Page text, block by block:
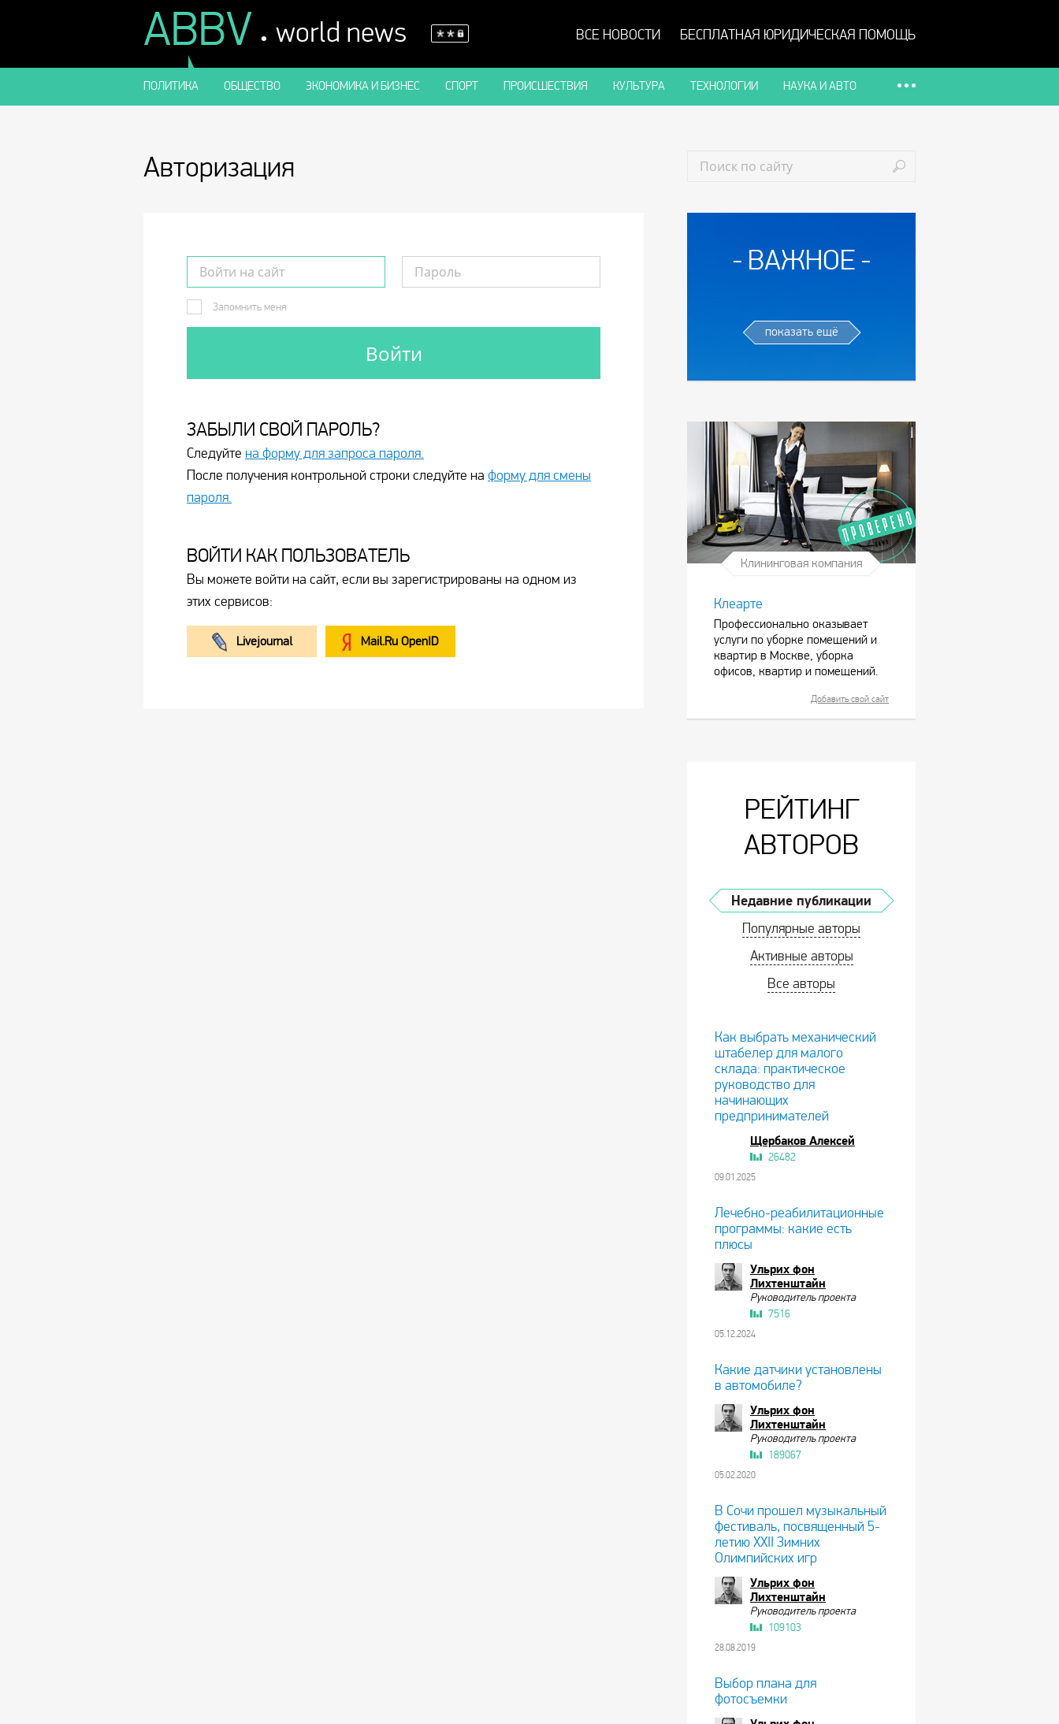
ABBV . world news ВСЕ НОВОСТИ БЕСПЛАТНАЯ ЮРИДИЧЕСКАЯ ПОМОЩЬ
ПОЛИТИКА ОБЩЕСТВО ЭКОНОМИКА И БИЗНЕС СПОРТ ПРОИСШЕСТВИЯ КУЛЬТУРА ТЕХНОЛОГИИ НАУКА И АВТО
ВАЖНОЕ
показать ещё
Клининговая компания
Клеарте
Профессионально оказывает
услуги по уборке помещений и
квартир в Москве, уборка
офисов, квартир и помещений.
Добавить свой сайт
РЕЙТИНГ
АВТОРОВ
Недавние публикации
Популярные авторы
Активные авторы
Все авторы
Как выбрать механический
штабелер для малого
склада: практическое
руководство для
начинающих
предпринимателей
Щербаков Алексей
26482
09.01.2025
Лечебно-реабилитационные
программы: какие есть
плюсы
Ульрих фон
Лихтенштайн
Руководитель проекта
7516
05.12.2024
Какие датчики установлены
в автомобиле?
Ульрих фон
Лихтенштайн
Руководитель проекта
189067
05.02.2020
В Сочи прошел музыкальный
фестиваль, посвященный 5-
летию XXII Зимних
Олимпийских игр
Ульрих фон
Лихтенштайн
Руководитель проекта
109103
28.08.2019
Выбор плана для
фотосъемки
Авторизация
Запомнить меня
ЗАБЫЛИ СВОЙ ПАРОЛЬ?
Следуйте на форму для запроса пароля.
После получения контрольной строки следуйте на форму для смены
пароля.
ВОЙТИ КАК ПОЛЬЗОВАТЕЛЬ
Вы можете войти на сайт, если вы зарегистрированы на одном из
этих сервисов:
Livejournal Mail.Ru OpenID